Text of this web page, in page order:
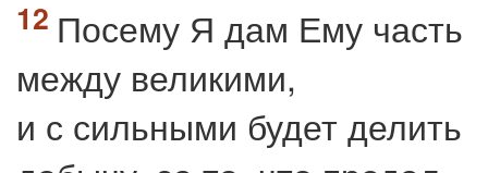
Посему Я дам Ему часть
между великими,
и с сильными будет делить